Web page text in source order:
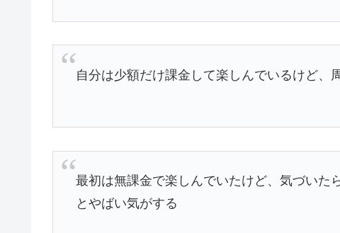
自分は少額だけ課金して楽しんでいるけど、
最初は無課金で楽しんでいたけど、気づいた
とやばい気がする